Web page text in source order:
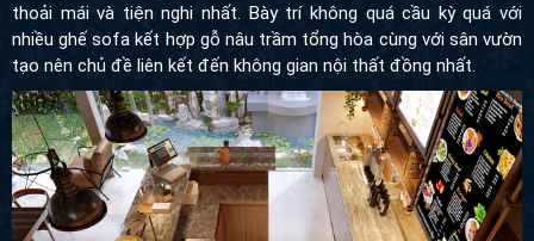
thoải mái và tiện nghi nhất. Bày trí không quá cầu kỳ quá với
nhiều ghế sofa kết hợp gỗ nâu trầm tổng hòa cùng với sân vườn
tạo nên chủ đề liên kết đến không gian nội thất đồng nhất.